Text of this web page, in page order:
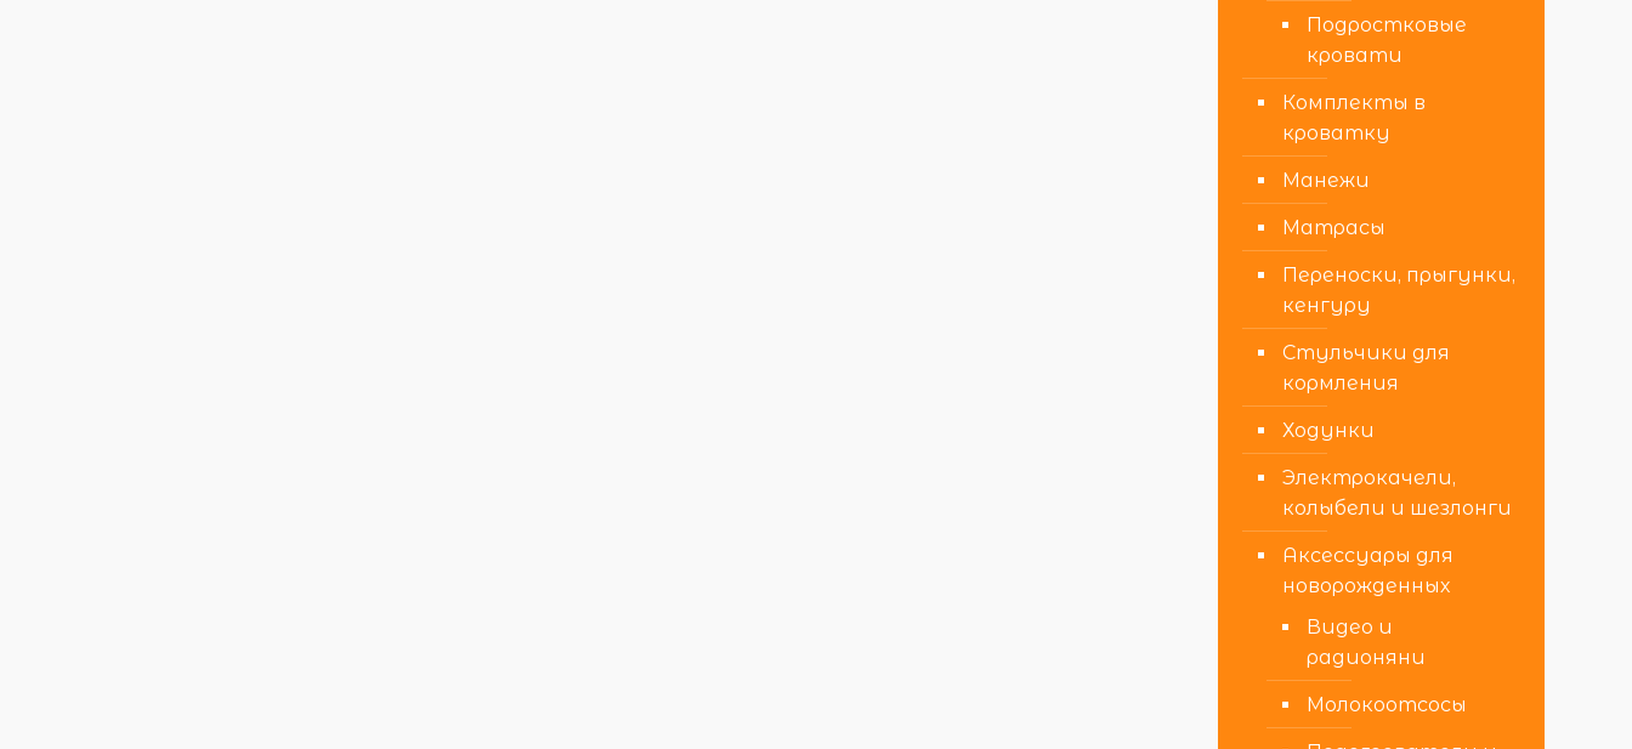
Подростковые
кровати
Комплекты в
кроватку
Манежи
Матрасы
Переноски, прыгунки,
кенгуру
Стульчики для
кормления
Ходунки
Электрокачели,
колыбели и шезлонги
Аксессуары для
новорожденных
Видео и
радионяни
Молокоотсосы